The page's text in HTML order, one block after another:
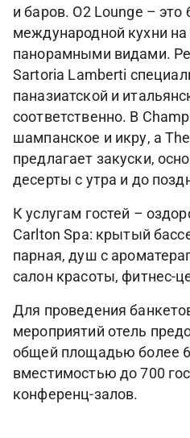
и баров. О2 Lounge –
международной кухни
панорамными видами.
Sartoria Lamberti
паназиатской и
соответственно. В
шампанское и икру, а
предлагает закуски,
десерты с утра и до
К услугам гостей –
Carlton Spa: крытый
парная, душ с
салон красоты, фитнес-
Для проведения
мероприятий отель
общей площадью более
вместимостью до 700
конференц-залов.